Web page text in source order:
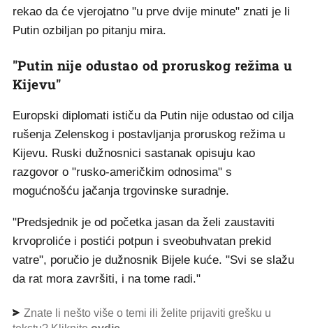
rekao da će vjerojatno "u prve dvije minute" znati je li
Putin ozbiljan po pitanju mira.
"Putin nije odustao od proruskog režima u
Kijevu"
Europski diplomati ističu da Putin nije odustao od cilja
rušenja Zelenskog i postavljanja proruskog režima u
Kijevu. Ruski dužnosnici sastanak opisuju kao
razgovor o "rusko-američkim odnosima" s
mogućnošću jačanja trgovinske suradnje.
"Predsjednik je od početka jasan da želi zaustaviti
krvoproliće i postići potpun i sveobuhvatan prekid
vatre", poručio je dužnosnik Bijele kuće. "Svi se slažu
da rat mora završiti, i na tome radi."
Znate li nešto više o temi ili želite prijaviti grešku u